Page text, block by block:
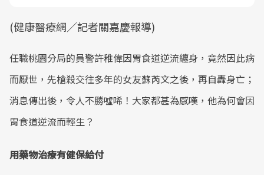
(健康醫療網／記者關嘉慶報導)
任職桃園分局的員警許稚偉因胃食道逆流纏身，竟然因此病
而厭世，先槍殺交往多年的女友蘇芮文之後，再自轟身亡；
消息傳出後，令人不勝噓唏！大家都甚為感嘆，他為何會因
胃食道逆流而輕生？
用藥物治療有健保給付